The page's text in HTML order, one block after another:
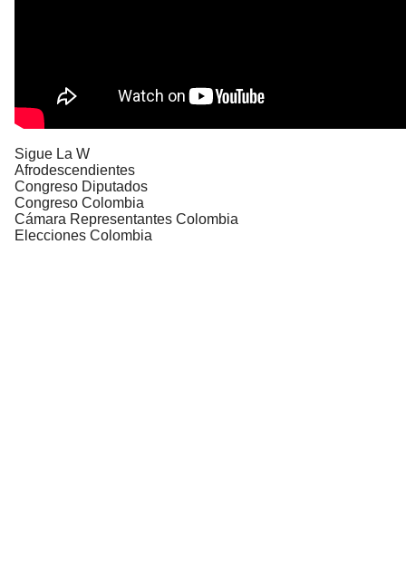
Sigue La W
Afrodescendientes
Congreso Diputados
Congreso Colombia
Cámara Representantes Colombia
Elecciones Colombia